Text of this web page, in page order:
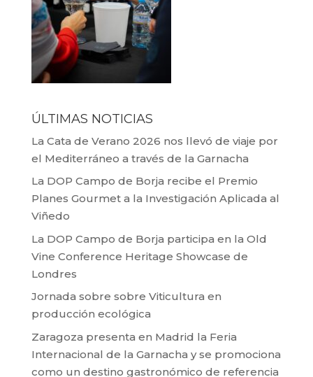
ÚLTIMAS NOTICIAS
La Cata de Verano 2026 nos llevó de viaje por
el Mediterráneo a través de la Garnacha
La DOP Campo de Borja recibe el Premio
Planes Gourmet a la Investigación Aplicada al
Viñedo
La DOP Campo de Borja participa en la Old
Vine Conference Heritage Showcase de
Londres
Jornada sobre sobre Viticultura en
producción ecológica
Zaragoza presenta en Madrid la Feria
Internacional de la Garnacha y se promociona
como un destino gastronómico de referencia